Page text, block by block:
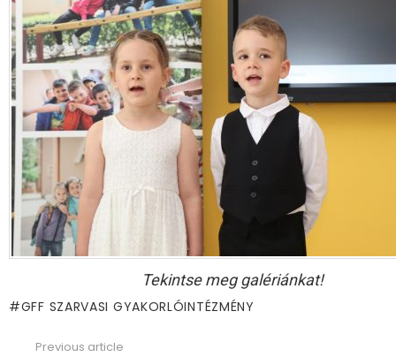
Tekintse meg galériánkat!
GFF SZARVASI GYAKORLÓINTÉZMÉNY
Previous article